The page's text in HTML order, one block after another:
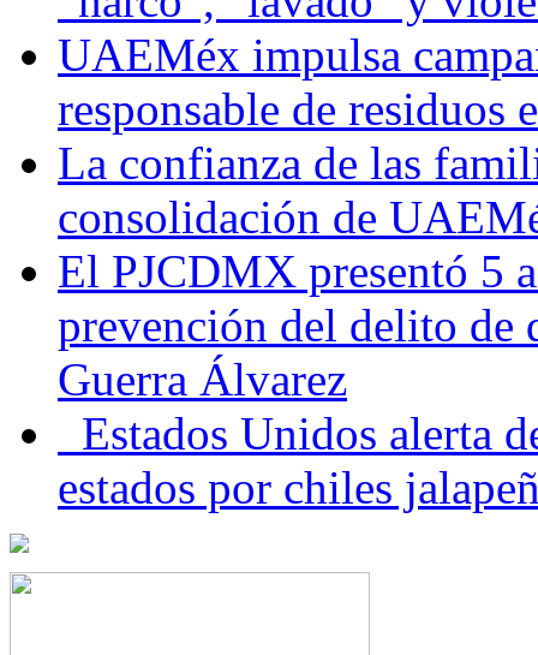
UAEMéx impulsa
responsable de residuos
La confianza de las
consolidación de
El PJCDMX presentó 5
prevención del delito de
Guerra Álvarez
Estados Unidos alerta
estados por chiles